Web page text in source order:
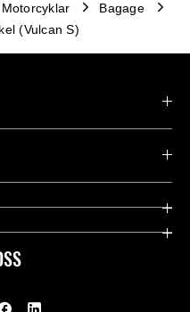
Motorcyklar
Bagage
(Vulcan S)